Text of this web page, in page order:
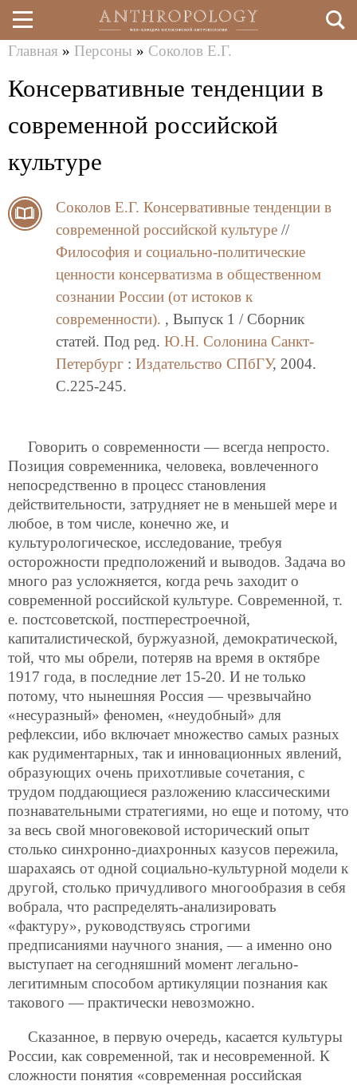
Перейти
к
основному
здесь
Главная » Персоны » Соколов Е.Г.
Консервативные тенденции в
современной российской
культуре
Соколов Е.Г. Консервативные тенденции в
современной российской культуре //
Философия и социально-политические
ценности консерватизма в общественном
сознании России (от истоков к
современности). , Выпуск 1 / Сборник
статей. Под ред. Ю.Н. Солонина Санкт-
Петербург : Издательство СПбГУ, 2004.
C.225-245.
Говорить о современности — всегда непросто.
Позиция современника, человека, вовлеченного
непосредственно в процесс становления
действительности, затрудняет не в меньшей мере и
любое, в том числе, конечно же, и
культурологическое, исследование, требуя
осторожности предположений и выводов. Задача во
много раз усложняется, когда речь заходит о
современной российской культуре. Современной, т.
е. постсоветской, постперестроечной,
капиталистической, буржуазной, демократической,
той, что мы обрели, потеряв на время в октябре
1917 года, в последние лет 15-20. И не только
потому, что нынешняя Россия — чрезвычайно
«несуразный» феномен, «неудобный» для
рефлексии, ибо включает множество самых разных
как рудиментарных, так и инновационных явлений,
образующих очень прихотливые сочетания, с
трудом поддающиеся разложению классическими
познавательными стратегиями, но еще и потому, что
за весь свой многовековой исторический опыт
столько синхронно-диахронных казусов пережила,
шарахаясь от одной социально-культурной модели к
другой, столько причудливого многообразия в себя
вобрала, что распределять-анализировать
«фактуру», руководствуясь строгими
предписаниями научного знания, — а именно оно
выступает на сегодняшний момент легально-
легитимным способом артикуляции познания как
такового — практически невозможно.
Сказанное, в первую очередь, касается культуры
России, как современной, так и несовременной. К
сложности понятия «современная российская